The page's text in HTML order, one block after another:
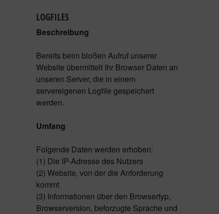
LOGFILES
Beschreibung
Bereits beim bloßen Aufruf unserer
Website übermittelt Ihr Browser Daten an
unseren Server, die in einem
servereigenen Logfile gespeichert
werden.
Umfang
Folgende Daten werden erhoben:
(1) Die IP-Adresse des Nutzers
(2) Website, von der die Anforderung
kommt
(3) Informationen über den Browsertyp,
Browserversion, beforzugte Sprache und